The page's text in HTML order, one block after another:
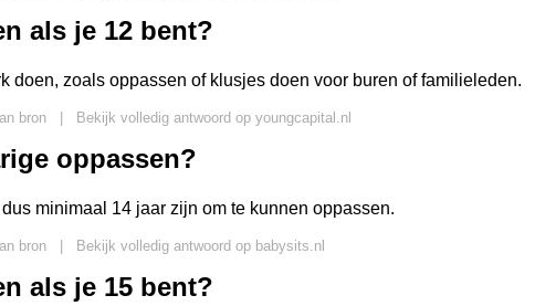
als je 12 bent?
doen, zoals oppassen of klusjes doen voor buren of familieleden.
bron Bekijk volledig antwoord op youngcapital.nl
oppassen?
minimaal 14 jaar zijn om te kunnen oppassen.
bron Bekijk volledig antwoord op babysits.nl
als je 15 bent?